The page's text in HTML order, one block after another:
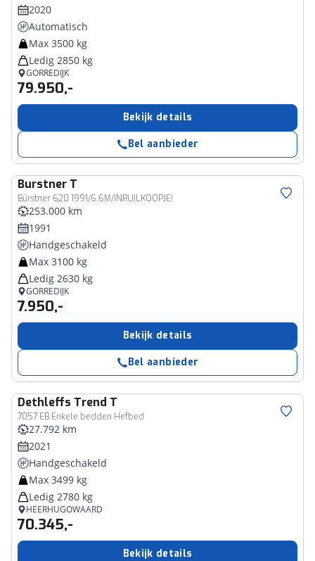
2020
Automatisch
Max 3500 kg
Ledig 2850 kg
GORREDIJK
79.950,-
Bekijk details
Bel aanbieder
Burstner T
Bürstner 620 1991/6.6M/INRUILKOOPJE!
253.000 km
1991
Handgeschakeld
Max 3100 kg
Ledig 2630 kg
GORREDIJK
7.950,-
Bekijk details
Bel aanbieder
Dethleffs Trend T
7057 EB Enkele bedden Hefbed
27.792 km
2021
Handgeschakeld
Max 3499 kg
Ledig 2780 kg
HEERHUGOWAARD
70.345,-
Bekijk details